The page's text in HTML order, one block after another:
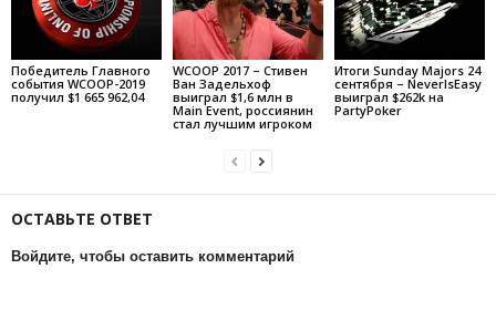
Победитель Главного
события WCOOP-2019
получил $1 665 962,04
WCOOP 2017 – Стивен
Ван Задельхоф
выиграл $1,6 млн в
Main Event, россиянин
стал лучшим игроком
Итоги Sunday Majors 24
сентября – NeverIsEasy
выиграл $262k на
PartyPoker
ОСТАВЬТЕ ОТВЕТ
Войдите, чтобы оставить комментарий